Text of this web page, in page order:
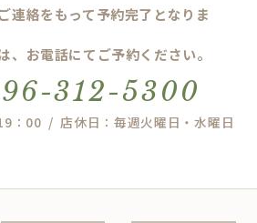
連絡をもって予約完了となりま
、お電話にてご予約ください。
312-5300
：00 / 店休日：毎週火曜日・水曜日